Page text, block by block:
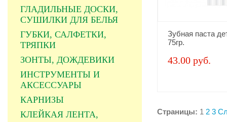
ГЛАДИЛЬНЫЕ ДОСКИ,
СУШИЛКИ ДЛЯ БЕЛЬЯ
ГУБКИ, САЛФЕТКИ,
ТРЯПКИ
ЗОНТЫ, ДОЖДЕВИКИ
ИНСТРУМЕНТЫ И
АКСЕССУАРЫ
КАРНИЗЫ
КЛЕЙКАЯ ЛЕНТА,
Зубная паста
75гр.
43.00 руб.
Страницы: 1 2 3